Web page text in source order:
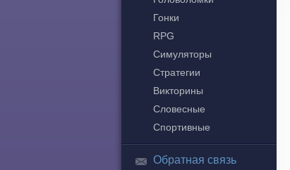
Гонки
RPG
Симуляторы
Стратегии
Викторины
Словесные
Спортивные
Обратная связь